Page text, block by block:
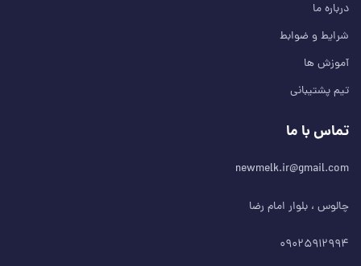
درباره ما
شرایط و ضوابط
آموزش ها
تیم پشتیبانی
تماس با ما
newmelk.ir@gmail.com
چالوس ، بلوار امام رضا
۰۹۰۲۵۹۱۲۹۹۴